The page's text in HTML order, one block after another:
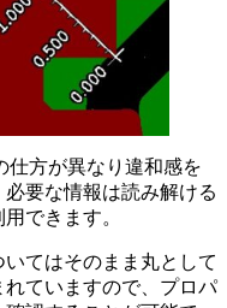
仕方が異なり違和感を
要な情報は読み解ける
できます。
てはそのまま丸として
ていますので、プロパ